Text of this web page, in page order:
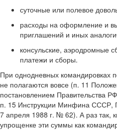
суточные или полевое
расходы на оформление и
приглашений и иных
консульские, аэродромные
платежи и сборы.
При однодневных командировках
не полагаются вовсе (п. 11
постановлением Правительства
п. 15 Инструкции Минфина
7 апреля 1988 г. № 62). А раз так,
упрощенке эти суммы как